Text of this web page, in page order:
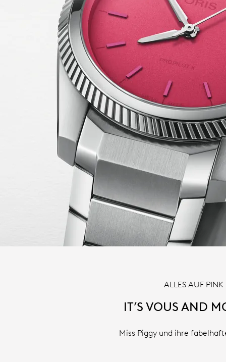
ALLES AUF PINK
IT’S VOUS AND
Miss Piggy und ihre